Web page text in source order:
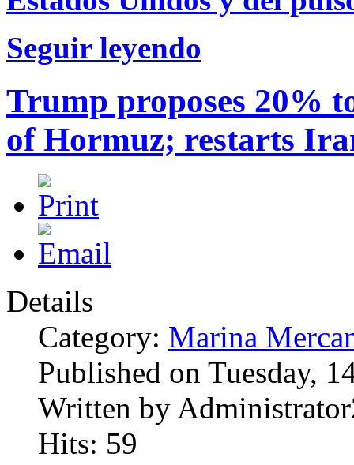
Seguir leyendo
Trump proposes 20%
of Hormuz; restarts
Details
Category: Marina
Published on Tuesday,
Written by
Hits: 59